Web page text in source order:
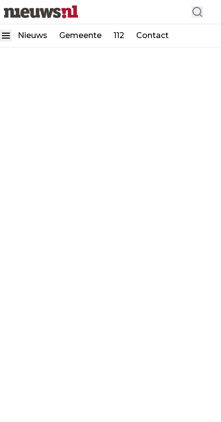
Nieuws Gemeente 112 Contact